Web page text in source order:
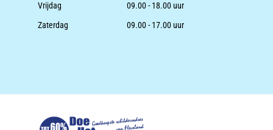
Vrijdag
09.00 - 18.00 uur
Zaterdag
09.00 - 17.00 uur